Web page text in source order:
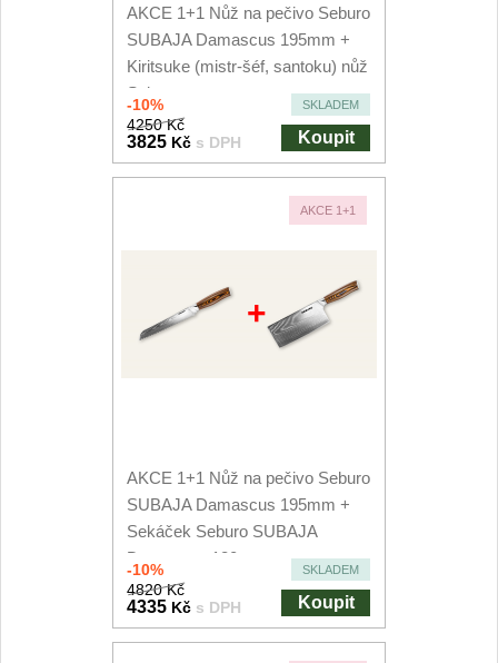
AKCE 1+1 Nůž na pečivo Seburo
SUBAJA Damascus 195mm +
Kiritsuke (mistr-šéf, santoku) nůž
Seburo...
-10% SKLADEM
4250 Kč
3825 Kč s DPH Koupit
AKCE 1+1
+
AKCE 1+1 Nůž na pečivo Seburo
SUBAJA Damascus 195mm +
Sekáček Seburo SUBAJA
Damascus 180mm
-10% SKLADEM
4820 Kč
4335 Kč s DPH Koupit